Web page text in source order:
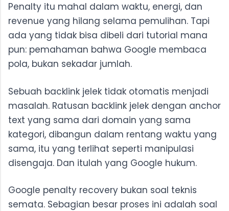
Penalty itu mahal dalam waktu, energi, dan
revenue yang hilang selama pemulihan. Tapi
ada yang tidak bisa dibeli dari tutorial mana
pun: pemahaman bahwa Google membaca
pola, bukan sekadar jumlah.
Sebuah backlink jelek tidak otomatis menjadi
masalah. Ratusan backlink jelek dengan anchor
text yang sama dari domain yang sama
kategori, dibangun dalam rentang waktu yang
sama, itu yang terlihat seperti manipulasi
disengaja. Dan itulah yang Google hukum.
Google penalty recovery bukan soal teknis
semata. Sebagian besar proses ini adalah soal